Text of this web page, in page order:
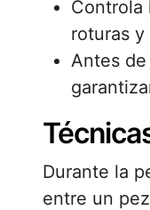
Controla
roturas y
Antes
Durante la
entre un